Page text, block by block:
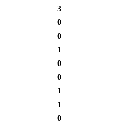
3
0
0
1
0
0
1
1
0